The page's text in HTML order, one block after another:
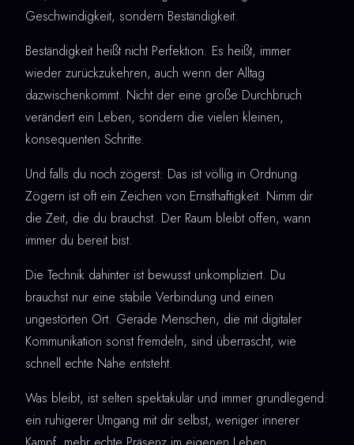
Geschwindigkeit, sondern Beständigkeit.
Beständigkeit heißt nicht Perfektion. Es heißt, immer
wieder zurückzukehren, auch wenn der Alltag
dazwischenkommt. Nicht der eine große Durchbruch
verändert ein Leben, sondern die vielen kleinen,
konsequenten Schritte.
Und falls du noch zögerst: Das ist völlig in Ordnung.
Zögern ist oft ein Zeichen von Ernsthaftigkeit. Nimm dir
die Zeit, die du brauchst. Der Raum bleibt offen, wann
immer du bereit bist.
Die Technik dahinter ist bewusst unkompliziert. Du
brauchst nur eine stabile Verbindung und einen
ungestörten Ort. Gerade Menschen, die mit digitaler
Kommunikation sonst fremdeln, sind überrascht, wie
schnell echte Nähe entsteht.
Was bleibt, ist selten spektakulär und immer grundlegend:
ein ruhigerer Umgang mit dir selbst, weniger innerer